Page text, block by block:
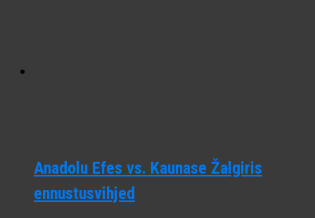
Anadolu Efes vs. Kaunase Žalgiris
ennustusvihjed